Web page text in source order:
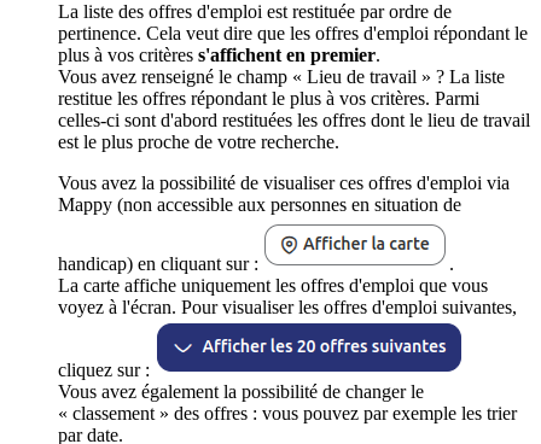
La liste des offres d'emploi est restituée par ordre de
pertinence. Cela veut dire que les offres d'emploi répondant le
plus à vos critères s'affichent en premier.
Vous avez renseigné le champ « Lieu de travail » ? La liste
restitue les offres répondant le plus à vos critères. Parmi
celles-ci sont d'abord restituées les offres dont le lieu de travail
est le plus proche de votre recherche.
Vous avez la possibilité de visualiser ces offres d'emploi via
Mappy (non accessible aux personnes en situation de
handicap) en cliquant sur :
.
La carte affiche uniquement les offres d'emploi que vous
voyez à l'écran. Pour visualiser les offres d'emploi suivantes,
cliquez sur :
Vous avez également la possibilité de changer le
« classement » des offres : vous pouvez par exemple les trier
par date.